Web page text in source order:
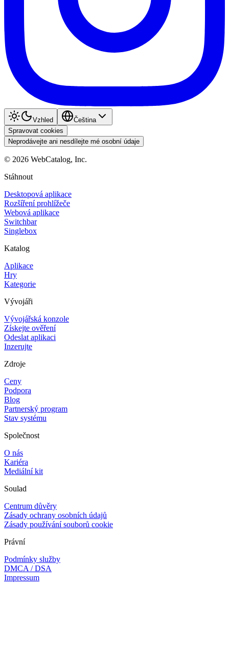
Vzhled
Čeština
Spravovat cookies
Neprodávejte ani nesdílejte mé osobní údaje
© 2026 WebCatalog, Inc.
Stáhnout
Desktopová aplikace
Rozšíření prohlížeče
Webová aplikace
Switchbar
Singlebox
Katalog
Aplikace
Hry
Kategorie
Vývojáři
Vývojářská konzole
Získejte ověření
Odeslat aplikaci
Inzerujte
Zdroje
Ceny
Podpora
Blog
Partnerský program
Stav systému
Společnost
O nás
Kariéra
Mediální kit
Soulad
Centrum důvěry
Zásady ochrany osobních údajů
Zásady používání souborů cookie
Právní
Podmínky služby
DMCA / DSA
Impressum